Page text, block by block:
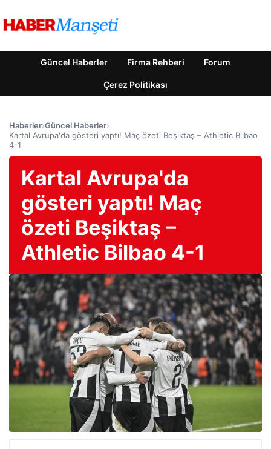
Güncel Haberler Firma Rehberi Forum
Çerez Politikası
Haberler›Güncel Haberler›
Kartal Avrupa'da gösteri yaptı! Maç özeti Beşiktaş – Athletic Bilbao
4-1
Kartal Avrupa'da
gösteri yaptı! Maç
özeti Beşiktaş –
Athletic Bilbao 4-1